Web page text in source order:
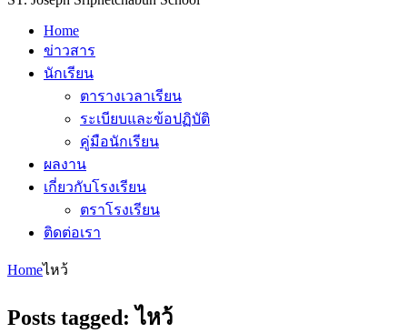
Home
ข่าวสาร
นักเรียน
ตารางเวลาเรียน
ระเบียบและข้อปฏิบัติ
คู่มือนักเรียน
ผลงาน
เกี่ยวกับโรงเรียน
ตราโรงเรียน
ติดต่อเรา
Homeไหว้
Posts tagged: ไหว้